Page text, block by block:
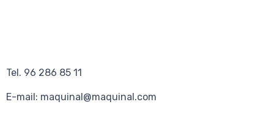
Tel. 96 286 85 11
E-mail: maquinal@maquinal.com